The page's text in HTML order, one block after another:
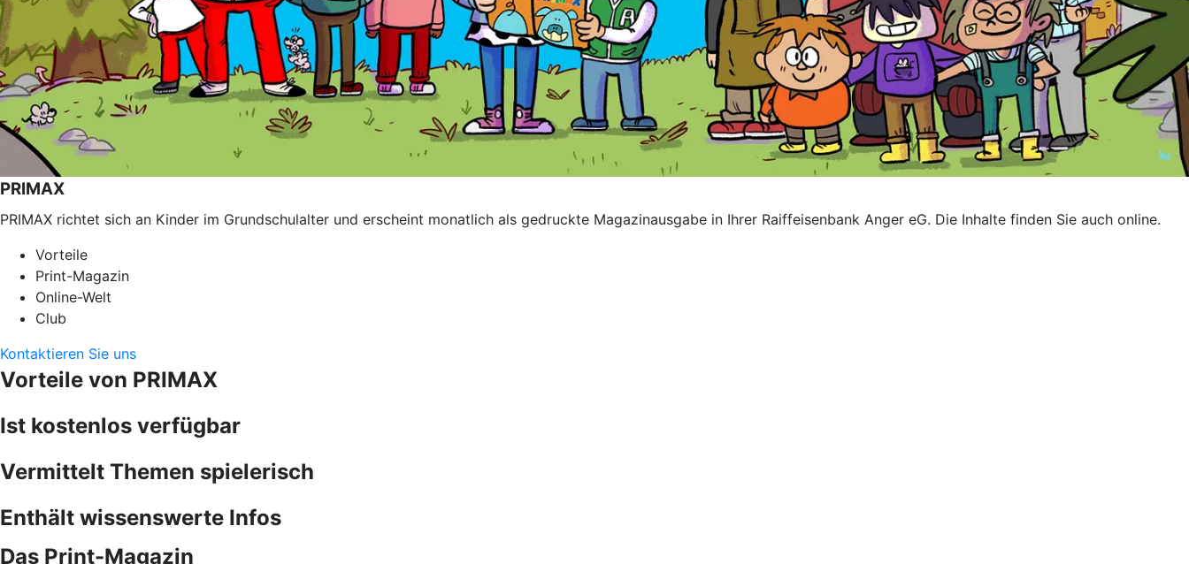
PRIMAX
PRIMAX richtet sich an Kinder im Grundschulalter und erscheint monatlich als gedruckte Magazinausgabe in Ihrer Raiffeisenbank Anger eG. Die Inhalte finden Sie auch online.
Vorteile
Print-Magazin
Online-Welt
Club
Kontaktieren Sie uns
Vorteile von PRIMAX
Ist kostenlos verfügbar
Vermittelt Themen spielerisch
Enthält wissenswerte Infos
Das Print-Magazin